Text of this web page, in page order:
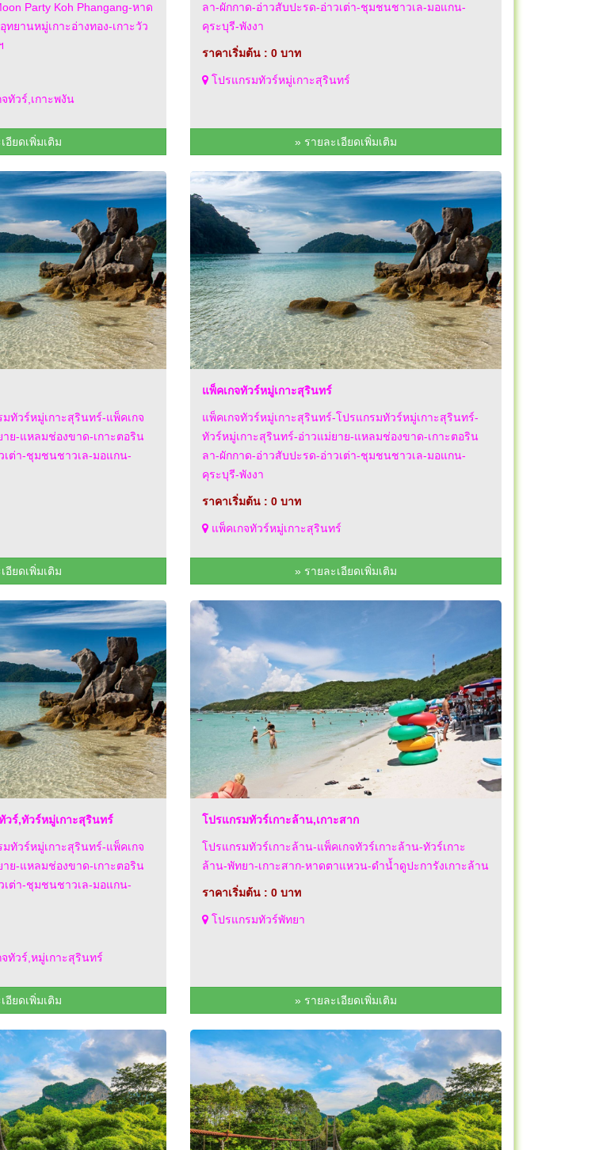
Party Koh Phangang-หาด
ยานหมู่เกาะอ่างทอง-เกาะวัว
ทัวร์,เกาะพงัน
อียดเพิ่มเติม
ลา-ผักกาด-อ่าวสับปะรด-อ่าวเต่า-ชุมชนชาวเล-มอแกน-
คุระบุรี-พังงา
ราคาเริ่มต้น : 0 บาท
โปรแกรมทัวร์หมู่เกาะสุรินทร์
» รายละเอียดเพิ่มเติม
ทัวร์หมู่เกาะสุรินทร์-แพ็คเกจ
ย-แหลมช่องขาด-เกาะตอริน
เต่า-ชุมชนชาวเล-มอแกน-
อียดเพิ่มเติม
แพ็คเกจทัวร์หมู่เกาะสุรินทร์
แพ็คเกจทัวร์หมู่เกาะสุรินทร์-โปรแกรมทัวร์หมู่เกาะสุรินทร์-
ทัวร์หมู่เกาะสุรินทร์-อ่าวแม่ยาย-แหลมช่องขาด-เกาะตอริน
ลา-ผักกาด-อ่าวสับปะรด-อ่าวเต่า-ชุมชนชาวเล-มอแกน-
คุระบุรี-พังงา
ราคาเริ่มต้น : 0 บาท
แพ็คเกจทัวร์หมู่เกาะสุรินทร์
» รายละเอียดเพิ่มเติม
วร์,ทัวร์หมู่เกาะสุรินทร์
ทัวร์หมู่เกาะสุรินทร์-แพ็คเกจ
ย-แหลมช่องขาด-เกาะตอริน
เต่า-ชุมชนชาวเล-มอแกน-
ทัวร์,หมู่เกาะสุรินทร์
อียดเพิ่มเติม
โปรแกรมทัวร์เกาะล้าน,เกาะสาก
โปรแกรมทัวร์เกาะล้าน-แพ็คเกจทัวร์เกาะล้าน-ทัวร์เกาะ
ล้าน-พัทยา-เกาะสาก-หาดตาแหวน-ดำน้ำดูปะการังเกาะล้าน
ราคาเริ่มต้น : 0 บาท
โปรแกรมทัวร์พัทยา
» รายละเอียดเพิ่มเติม